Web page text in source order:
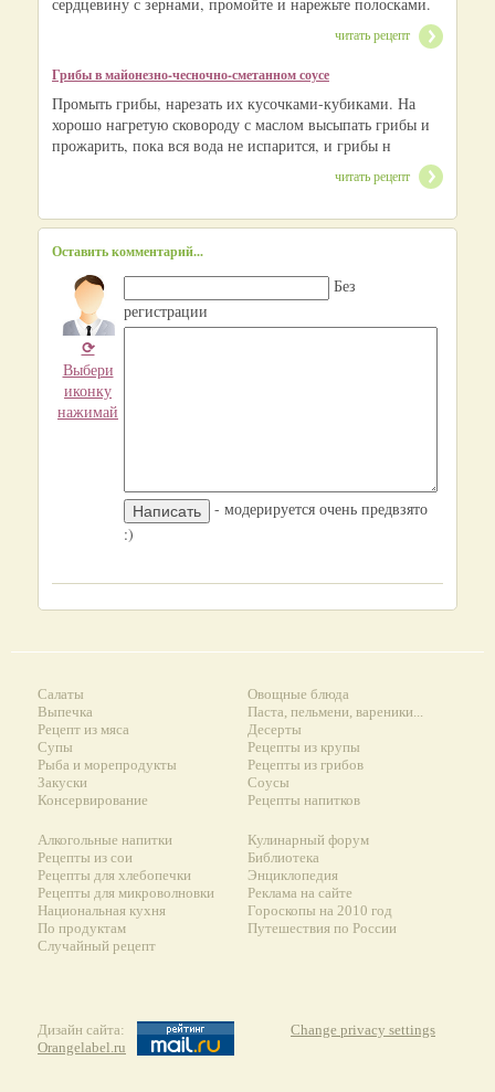
читать рецепт
Грибы в майонезно-чесночно-сметанном соусе
Промыть грибы, нарезать их кусочками-кубиками. На
хорошо нагретую сковороду с маслом высыпать грибы и
прожарить, пока вся вода не испарится, и грибы н
читать рецепт
Оставить комментарий...
⟳
Выбери
иконку
нажимай
Без
регистрации
- модерируется очень предвзято
:)
Салаты
Выпечка
Рецепт из мяса
Супы
Рыба и морепродукты
Закуски
Консервирование
Овощные блюда
Паста, пельмени, вареники...
Десерты
Рецепты из крупы
Рецепты из грибов
Соусы
Рецепты напитков
Алкогольные напитки
Рецепты из сои
Рецепты для хлебопечки
Рецепты для микроволновки
Национальная кухня
По продуктам
Случайный рецепт
Кулинарный форум
Библиотека
Энциклопедия
Реклама на сайте
Гороскопы на 2010 год
Путешествия по России
Дизайн сайта:
Orangelabel.ru
Change privacy settings